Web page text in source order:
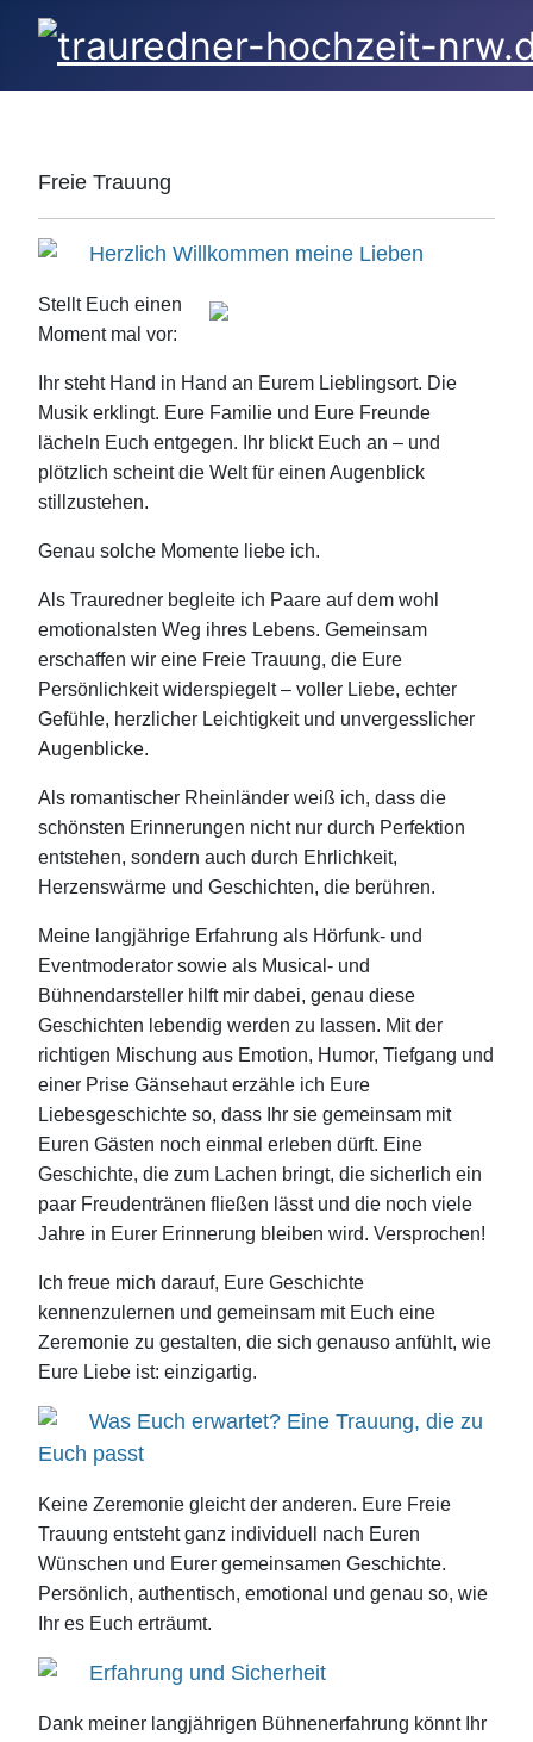
Freie Trauung
Herzlich Willkommen meine Lieben
Stellt Euch einen
Moment mal vor:
Ihr steht Hand in Hand an Eurem Lieblingsort. Die
Musik erklingt. Eure Familie und Eure Freunde
lächeln Euch entgegen. Ihr blickt Euch an – und
plötzlich scheint die Welt für einen Augenblick
stillzustehen.
Genau solche Momente liebe ich.
Als Trauredner begleite ich Paare auf dem wohl
emotionalsten Weg ihres Lebens. Gemeinsam
erschaffen wir eine Freie Trauung, die Eure
Persönlichkeit widerspiegelt – voller Liebe, echter
Gefühle, herzlicher Leichtigkeit und unvergesslicher
Augenblicke.
Als romantischer Rheinländer weiß ich, dass die
schönsten Erinnerungen nicht nur durch Perfektion
entstehen, sondern auch durch Ehrlichkeit,
Herzenswärme und Geschichten, die berühren.
Meine langjährige Erfahrung als Hörfunk- und
Eventmoderator sowie als Musical- und
Bühnendarsteller hilft mir dabei, genau diese
Geschichten lebendig werden zu lassen. Mit der
richtigen Mischung aus Emotion, Humor, Tiefgang und
einer Prise Gänsehaut erzähle ich Eure
Liebesgeschichte so, dass Ihr sie gemeinsam mit
Euren Gästen noch einmal erleben dürft. Eine
Geschichte, die zum Lachen bringt, die sicherlich ein
paar Freudentränen fließen lässt und die noch viele
Jahre in Eurer Erinnerung bleiben wird. Versprochen!
Ich freue mich darauf, Eure Geschichte
kennenzulernen und gemeinsam mit Euch eine
Zeremonie zu gestalten, die sich genauso anfühlt, wie
Eure Liebe ist: einzigartig.
Was Euch erwartet? Eine Trauung, die zu
Euch passt
Keine Zeremonie gleicht der anderen. Eure Freie
Trauung entsteht ganz individuell nach Euren
Wünschen und Eurer gemeinsamen Geschichte.
Persönlich, authentisch, emotional und genau so, wie
Ihr es Euch erträumt.
Erfahrung und Sicherheit
Dank meiner langjährigen Bühnenerfahrung könnt Ihr